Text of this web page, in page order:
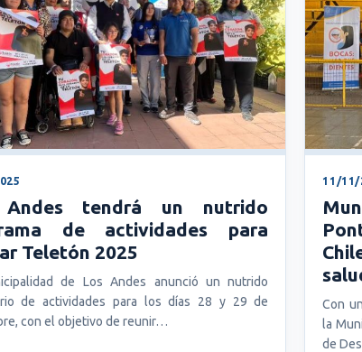
tendrá un nutrido
de actividades para
Teletón 2025
de Los Andes anunció un nutrido
de actividades para los días 28 y 29 de
con el objetivo de reunir…
11/11/
Con
la
de